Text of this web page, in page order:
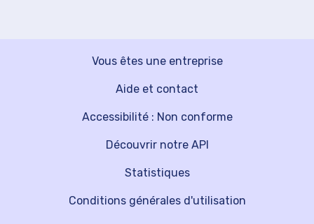
Vous êtes une entreprise
Découvrir notre API
Aide et contact
Statistiques
Accessibilité : Non conforme
Conditions générales d'utilisation